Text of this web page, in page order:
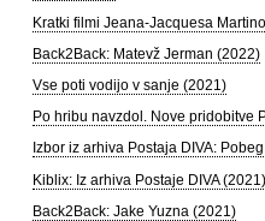
Kratki filmi Jeana-Jacquesa
Back2Back: Matevž Jerman (2022)
Vse poti vodijo v sanje (2021)
Po hribu navzdol. Nove pridobitve
Izbor iz arhiva Postaja DIVA:
Kiblix: Iz arhiva Postaje DIVA (2021)
Back2Back: Jake Yuzna (2021)